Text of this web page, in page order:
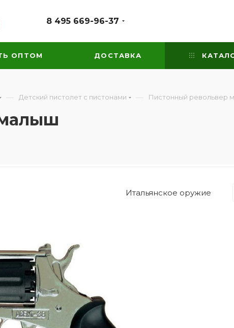
8 495 669-96-37
ОПТОМ ДОСТАВКА
— Детский пистолет с пистонами — Пистонный револьвер
Итальянское оружие